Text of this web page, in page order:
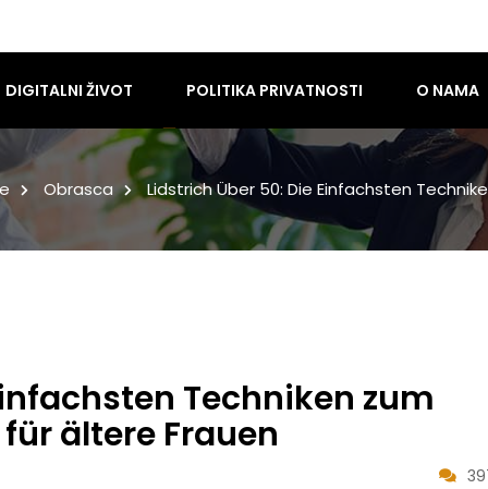
DIGITALNI ŽIVOT POLITIKA PRIVATNOSTI O NAMA
Obrasca Lidstrich Über 50: Die Einfachsten
Techniken zum
ältere Frauen